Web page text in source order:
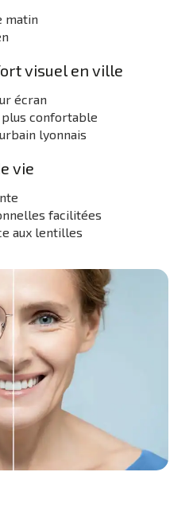
matin
visuel en ville
écran
confortable
lyonnais
vie
facilitées
aux lentilles